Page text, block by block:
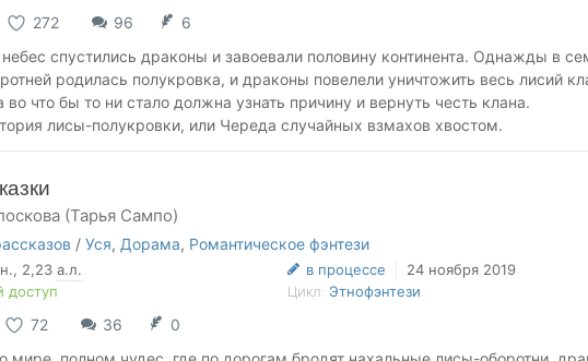
272 96
6
небес спустились драконы и завоевали половину континента. Однажды в
родилась полукровка, и драконы повелели уничтожить весь лисий
что бы то ни стало должна узнать причину и вернуть честь клана.
лисы-полукровки, или Череда случайных взмахов хвостом.
(Тарья Сампо)
/ Уся, Дорама, Романтическое фэнтези
, 2,23 а.л.
доступ
в процессе
24 ноября 2019
Цикл: Этнофэнтези
72 36
0